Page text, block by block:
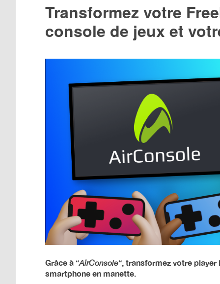
Transformez votre
console de jeux et
Grâce à “AirConsole“, transformez votre
smartphone en manette.